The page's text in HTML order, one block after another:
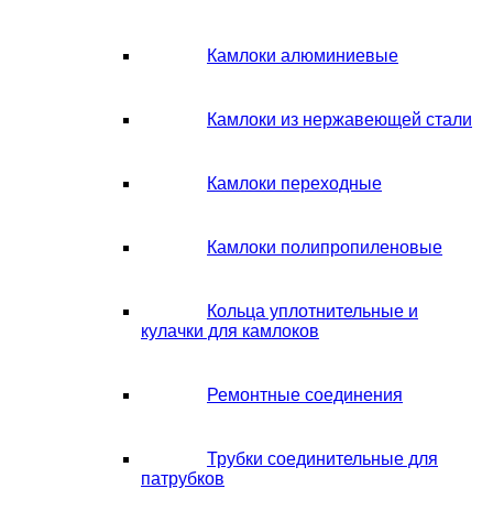
Камлоки алюминиевые
Камлоки из нержавеющей стали
Камлоки переходные
Камлоки полипропиленовые
Кольца уплотнительные и
кулачки для камлоков
Ремонтные соединения
Трубки соединительные для
патрубков